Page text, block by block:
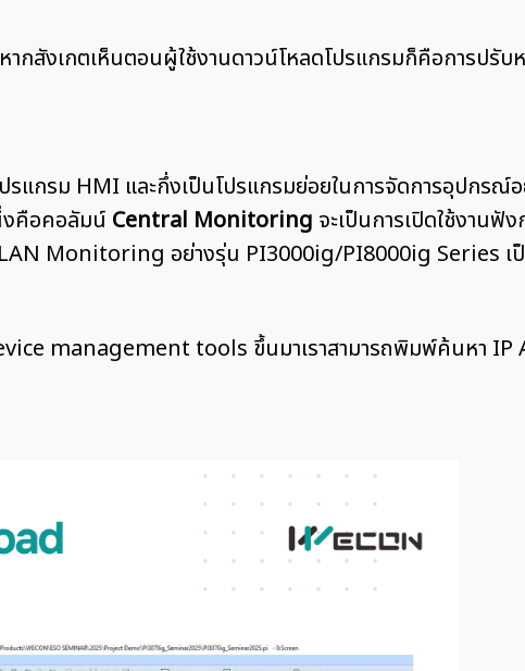
กสังเกตเห็นตอนผู้ใช้งานดาวน์โหลดโปรแกรมก็คือการปรับ
แกรม HMI และกึ่งเป็นโปรแกรมย่อยในการจัดการอุปกรณ์
งคือคอลัมน์ Central Monitoring จะเป็นการเปิดใช้งานฟั
Monitoring อย่างรุ่น PI3000ig/PI8000ig Series เ
management tools ขึ้นมาเราสามารถพิมพ์ค้นหา